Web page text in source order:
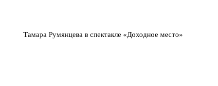
Тамара Румянцева в спектакле «Доходное место»